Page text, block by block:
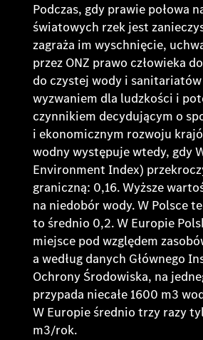
Podczas, gdy prawie połowa
światowych rzek jest
zagraża im wyschnięcie,
przez ONZ prawo człowieka
do czystej wody i
wyzwaniem dla ludzkości i
czynnikiem decydującym o
i ekonomicznym rozwoju
wodny występuje wtedy, gdy
Environment Index)
graniczną: 0,16. Wyższe
na niedobór wody. W Polsce
to średnio 0,2. W Europie
miejsce pod względem
a według danych Głównego
Ochrony Środowiska, na
przypada niecałe 1600 m3
W Europie średnio trzy razy
m3/rok.